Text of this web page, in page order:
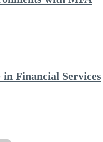
Financial Services